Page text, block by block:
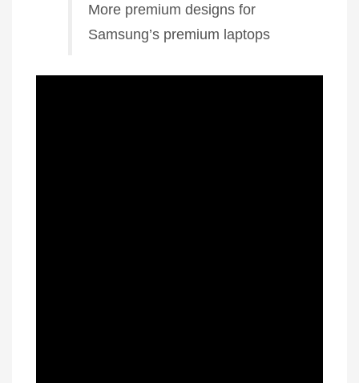
More premium designs for
Samsung’s premium laptops